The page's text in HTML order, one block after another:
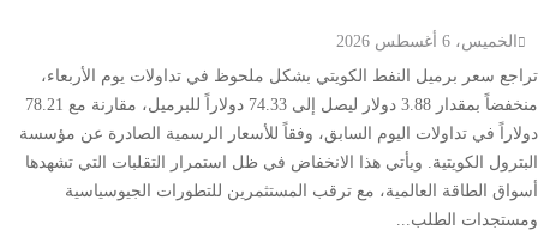
الخميس، 6 أغسطس 2026
تراجع سعر برميل النفط الكويتي بشكل ملحوظ في تداولات يوم الأربعاء،
منخفضاً بمقدار 3.88 دولار ليصل إلى 74.33 دولاراً للبرميل، مقارنة مع 78.21
دولاراً في تداولات اليوم السابق، وفقاً للأسعار الرسمية الصادرة عن مؤسسة
البترول الكويتية. ويأتي هذا الانخفاض في ظل استمرار التقلبات التي تشهدها
أسواق الطاقة العالمية، مع ترقب المستثمرين للتطورات الجيوسياسية
ومستجدات الطلب...